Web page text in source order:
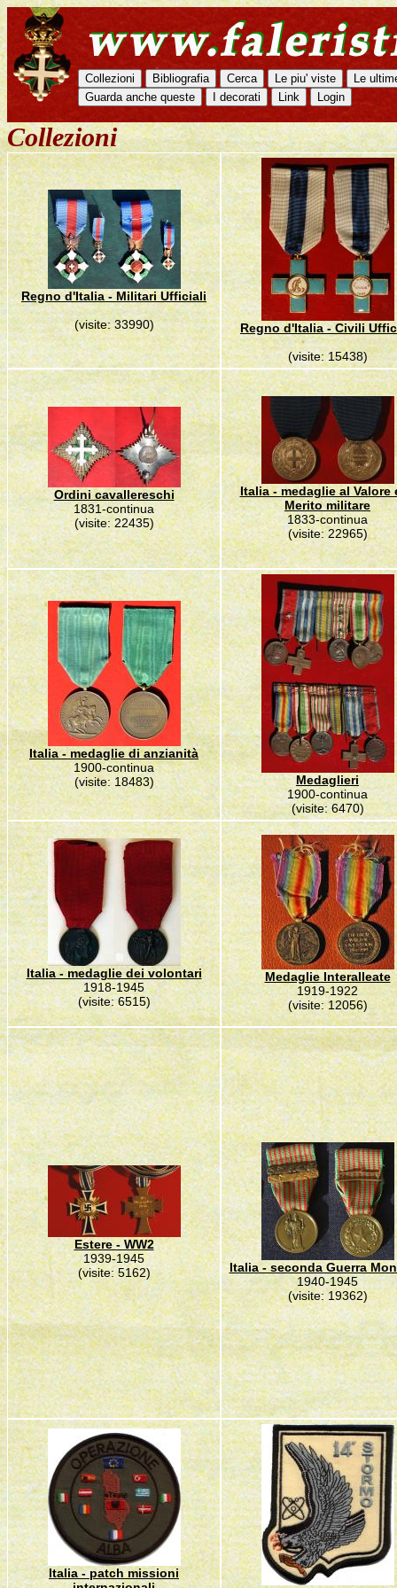
Collezioni
Regno d'Italia - Militari Ufficiali
(visite: 33990)
Regno d'Italia - Civili
(visite: 15438)
Ordini cavallereschi
1831-continua
(visite: 22435)
Italia - medaglie al Valore
Merito militare
1833-continua
(visite: 22965)
Italia - medaglie di anzianità
1900-continua
(visite: 18483)
Medaglieri
1900-continua
(visite: 6470)
Italia - medaglie dei volontari
1918-1945
(visite: 6515)
Medaglie Interalleate
1919-1922
(visite: 12056)
Estere - WW2
1939-1945
(visite: 5162)
Italia - seconda Guerra
1940-1945
(visite: 19362)
Italia - patch missioni